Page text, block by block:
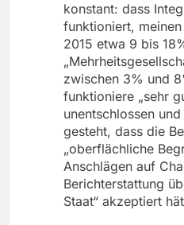
konstant: dass
funktioniert,
2015 etwa 9 bis
zwischen 3% und
funktioniere „sehr
unentschlossen
gesteht, dass die
„oberflächliche
Anschlägen auf
Berichterstattung
Staat“ akzeptiert